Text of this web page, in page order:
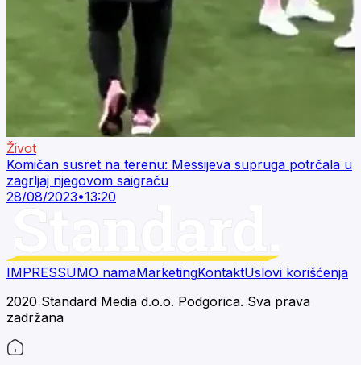
Život
Komičan susret na terenu: Messijeva supruga potrčala u
zagrljaj njegovom saigraču
28/08/2023•13:20
IMPRESSUMO namaMarketingKontaktUslovi korišćenja
2020 Standard Media d.o.o. Podgorica. Sva prava
zadržana